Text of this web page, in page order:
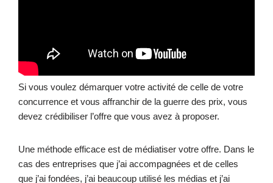
Si vous voulez démarquer votre activité de celle de votre
concurrence et vous affranchir de la guerre des prix, vous
devez crédibiliser l’offre que vous avez à proposer.
Une méthode efficace est de médiatiser votre offre. Dans le
cas des entreprises que j’ai accompagnées et de celles
que j’ai fondées, j’ai beaucoup utilisé les médias et j’ai